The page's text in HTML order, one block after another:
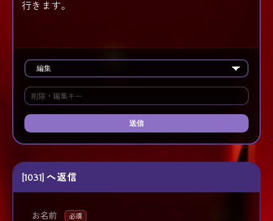
行きます。
送信
[1031] へ返信
お名前 必須